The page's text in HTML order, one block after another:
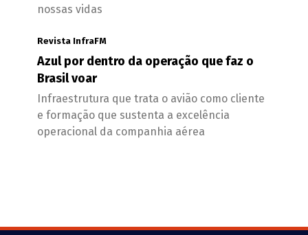
nossas vidas
Revista InfraFM
Azul por dentro da operação que faz o
Brasil voar
Infraestrutura que trata o avião como cliente
e formação que sustenta a excelência
operacional da companhia aérea